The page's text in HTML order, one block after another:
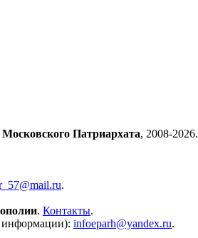
Патриархата, 2008-2026.
.
. Контакты.
информации): infoeparh@yandex.ru.